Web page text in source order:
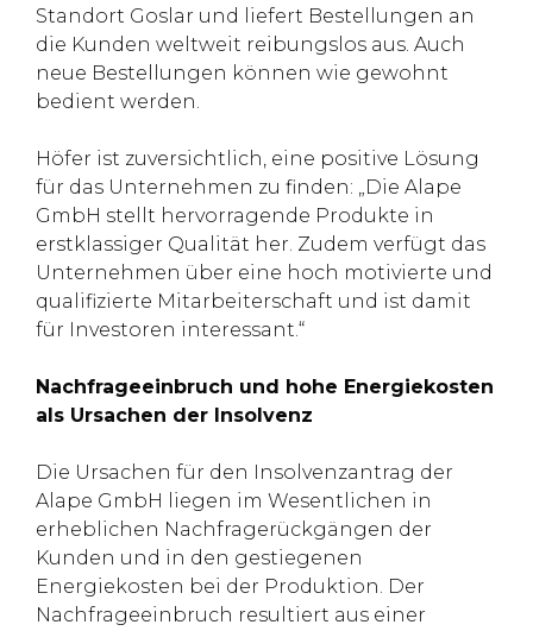
Standort Goslar und liefert Bestellungen an
die Kunden weltweit reibungslos aus. Auch
neue Bestellungen können wie gewohnt
bedient werden.
Höfer ist zuversichtlich, eine positive Lösung
für das Unternehmen zu finden: „Die Alape
GmbH stellt hervorragende Produkte in
erstklassiger Qualität her. Zudem verfügt das
Unternehmen über eine hoch motivierte und
qualifizierte Mitarbeiterschaft und ist damit
für Investoren interessant.“
Nachfrageeinbruch und hohe Energiekosten
als Ursachen der Insolvenz
Die Ursachen für den Insolvenzantrag der
Alape GmbH liegen im Wesentlichen in
erheblichen Nachfragerückgängen der
Kunden und in den gestiegenen
Energiekosten bei der Produktion. Der
Nachfrageeinbruch resultiert aus einer